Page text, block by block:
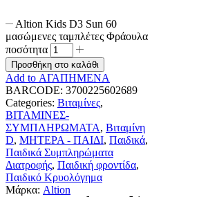
Altion Kids D3 Sun 60
μασώμενες ταμπλέτες Φράουλα
ποσότητα
Προσθήκη στο καλάθι
Add to ΑΓΑΠΗΜΕΝΑ
BARCODE: 3700225602689
Categories: Βιταμίνες,
ΒΙΤΑΜΙΝΕΣ-
ΣΥΜΠΛΗΡΩΜΑΤΑ, Βιταμίνη
D, ΜΗΤΕΡΑ - ΠΑΙΔΙ, Παιδικά,
Παιδικά Συμπληρώματα
Διατροφής, Παιδική φροντίδα,
Παιδικό Κρυολόγημα
Μάρκα: Altion